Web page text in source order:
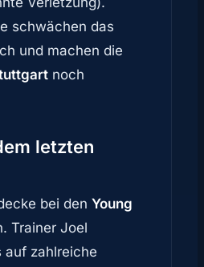
schwächen das
und machen die
noch
letzten
bei den Young
Trainer Joel
auf zahlreiche